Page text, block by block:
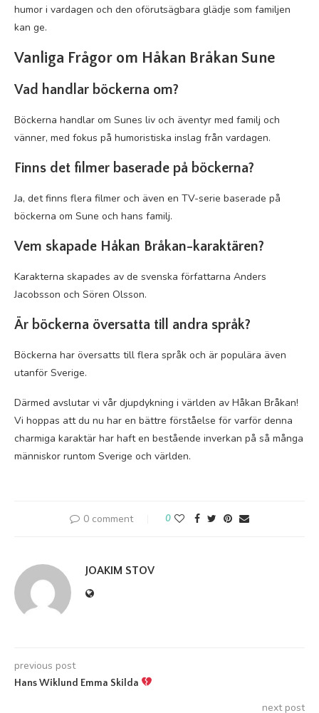
humor i vardagen och den oförutsägbara glädje som familjen
kan ge.
Vanliga Frågor om Håkan Bråkan Sune
Vad handlar böckerna om?
Böckerna handlar om Sunes liv och äventyr med familj och
vänner, med fokus på humoristiska inslag från vardagen.
Finns det filmer baserade på böckerna?
Ja, det finns flera filmer och även en TV-serie baserade på
böckerna om Sune och hans familj.
Vem skapade Håkan Bråkan-karaktären?
Karakterna skapades av de svenska författarna Anders
Jacobsson och Sören Olsson.
Är böckerna översatta till andra språk?
Böckerna har översatts till flera språk och är populära även
utanför Sverige.
Därmed avslutar vi vår djupdykning i världen av Håkan Bråkan!
Vi hoppas att du nu har en bättre förståelse för varför denna
charmiga karaktär har haft en bestående inverkan på så många
människor runtom Sverige och världen.
0 comment 0
JOAKIM STOV
previous post
Hans Wiklund Emma Skilda
next post